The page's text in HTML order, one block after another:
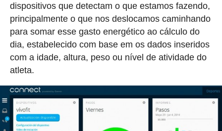
dispositivos que detectam o que estamos fazendo,
principalmente o que nos deslocamos caminhando
para somar esse gasto energético ao cálculo do
dia, estabelecido com base em os dados inseridos
com a idade, altura, peso ou nível de atividade do
atleta.